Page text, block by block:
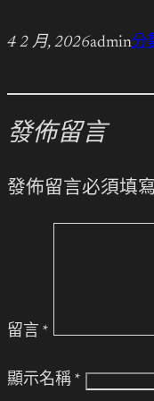
4 2 月, 2026admin分
發佈留言
發佈留言必須填
留言 *
顯示名稱 *